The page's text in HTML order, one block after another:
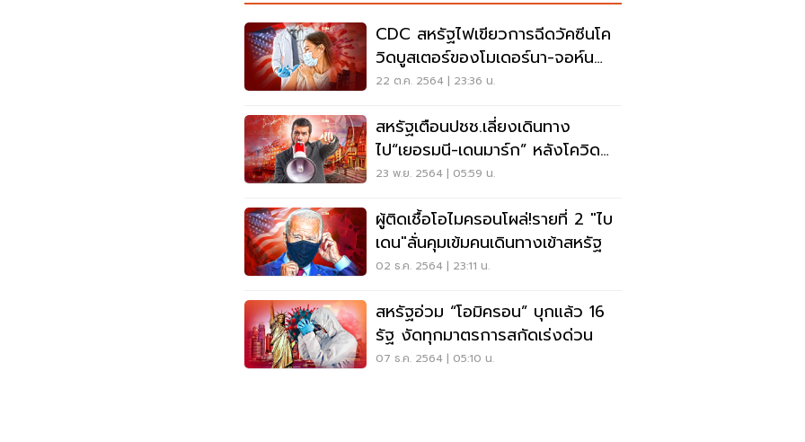
CDC สหรัฐไฟเขียวการฉีดวัคซีนโค
วิดบูสเตอร์ของโมเดอร์นา-จอห์น
สันฯ
22 ต.ค. 2564 | 23:36 น.
สหรัฐเตือนปชช.เลี่ยงเดินทาง
ไป“เยอรมนี-เดนมาร์ก” หลังโควิด
ระบาดหนัก
23 พ.ย. 2564 | 05:59 น.
ผู้ติดเชื้อโอไมครอนโผล่!รายที่ 2 "ไบ
เดน"ลั่นคุมเข้มคนเดินทางเข้าสหรัฐ
02 ธ.ค. 2564 | 23:11 น.
สหรัฐอ่วม “โอมิครอน” บุกแล้ว 16
รัฐ งัดทุกมาตรการสกัดเร่งด่วน
07 ธ.ค. 2564 | 05:10 น.